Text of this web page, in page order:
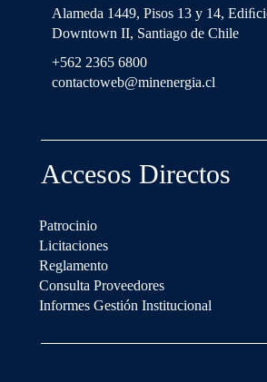
Alameda 1449, Pisos 13 y 14,
Downtown II, Santiago de Chile
+562 2365 6800
contactoweb@minenergia.cl
Accesos Directos
Patrocinio
Licitaciones
Reglamento
Consulta Proveedores
Informes Gestión Institucional